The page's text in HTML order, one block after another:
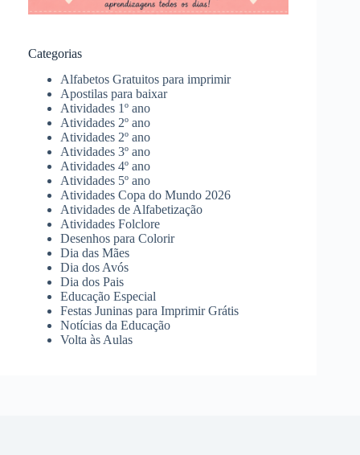
Categorias
Alfabetos Gratuitos para imprimir
Apostilas para baixar
Atividades 1º ano
Atividades 2º ano
Atividades 2º ano
Atividades 3º ano
Atividades 4º ano
Atividades 5º ano
Atividades Copa do Mundo 2026
Atividades de Alfabetização
Atividades Folclore
Desenhos para Colorir
Dia das Mães
Dia dos Avós
Dia dos Pais
Educação Especial
Festas Juninas para Imprimir Grátis
Notícias da Educação
Volta às Aulas